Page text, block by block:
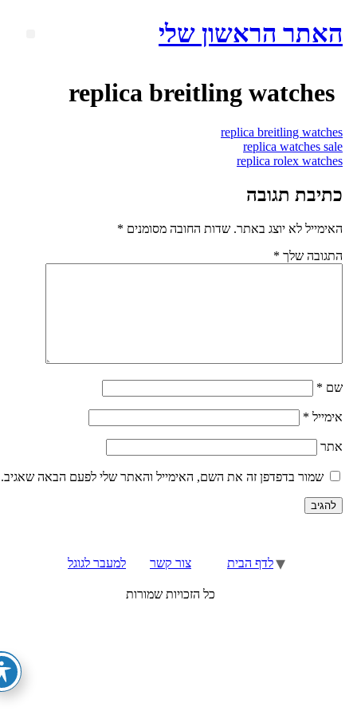
הראשון שלי
replica breitling watches
replica breitling
replica watches
replica rolex
תגובה
לא יוצג באתר. שדות החובה מסומנים*
שלך*
*
*
שמור בדפדפן זה את השם, האימייל והאתר שלי לפעם הבאה שאגיב.
לדף הבית צור קשר למעבר לגוגל
כל הזכויות שמורות